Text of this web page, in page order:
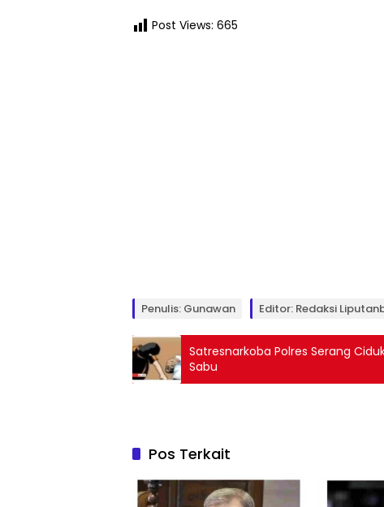
Post Views: 665
Penulis: Gunawan Editor: Redaksi
Satresnarkoba Polres Serang
Sabu
Pos Terkait